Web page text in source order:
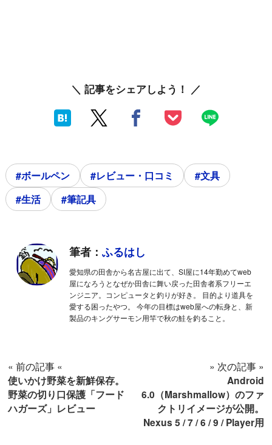
＼ 記事をシェアしよう！ ／
#ボールペン #レビュー・口コミ
#文具
#生活
#筆記具
筆者：ふるはし
愛知県の田舎から名古屋に出て、SI屋に14年勤めてweb
屋になろうとなぜか田舎に舞い戻った田舎者系フリーエ
ンジニア。コンピュータと釣りが好き。 目的より道具を
愛する困ったやつ。 今年の目標はweb屋への転身と、新
製品のキングサーモン用竿で秋の鮭を釣ること。
« 前の記事 «
使いかけ野菜を新鮮保存。
野菜の切り口保護「フード
ハガーズ」レビュー
» 次の記事 »
Android
6.0（Marshmallow）のファ
クトリイメージが公開。
Nexus 5 / 7 / 6 / 9 / Player用